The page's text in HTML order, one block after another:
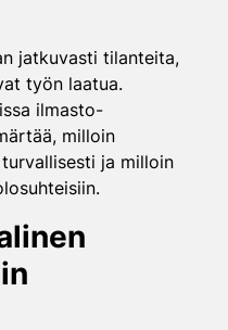
jatkuvasti tilanteita,
työn laatua.
ilmasto-
milloin
ja milloin